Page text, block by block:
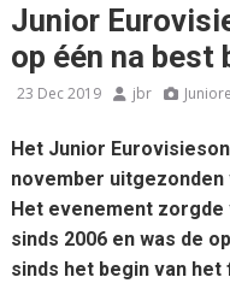
Junior
op één na best
23 Dec 2019 jbr
Het Junior
november uitgezonden
Het evenement
sinds 2006 en was de
sinds het begin van het